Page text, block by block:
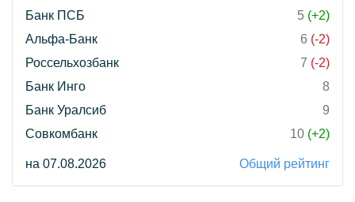
Банк ПСБ
5 (+2)
Альфа-Банк
6 (-2)
Россельхозбанк
7 (-2)
Банк Инго
8
Банк Уралсиб
9
Совкомбанк
10 (+2)
на 07.08.2026 Общий рейтинг